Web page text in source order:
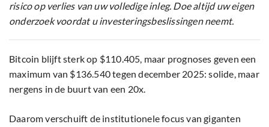
risico op verlies van uw volledige inleg. Doe altijd uw eigen
onderzoek voordat u investeringsbeslissingen neemt.
Bitcoin blijft sterk op $110.405, maar prognoses geven een
maximum van $136.540 tegen december 2025: solide, maar
nergens in de buurt van een 20x.
Daarom verschuift de institutionele focus van giganten